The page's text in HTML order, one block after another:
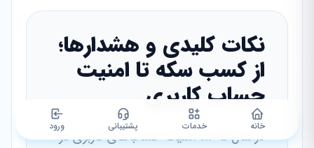
نکات کلیدی و هشدارها؛
از کسب سکه تا امنیت
حساب کاربری
در سال ۱۴۰۵، امنیت حساب‌های کاربری در
خانه خدمات پشتیبانی ورود